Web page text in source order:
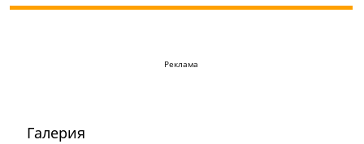
Реклама
Галерия